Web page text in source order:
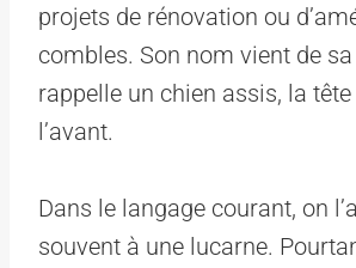
projets de rénovation ou
combles. Son nom vient de
rappelle un chien assis, la
l’avant.
Dans le langage courant, on
souvent à une lucarne.